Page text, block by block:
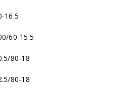
16.5
60-15.5
80-18
80-18